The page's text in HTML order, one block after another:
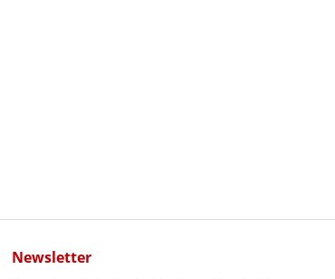
Newsletter